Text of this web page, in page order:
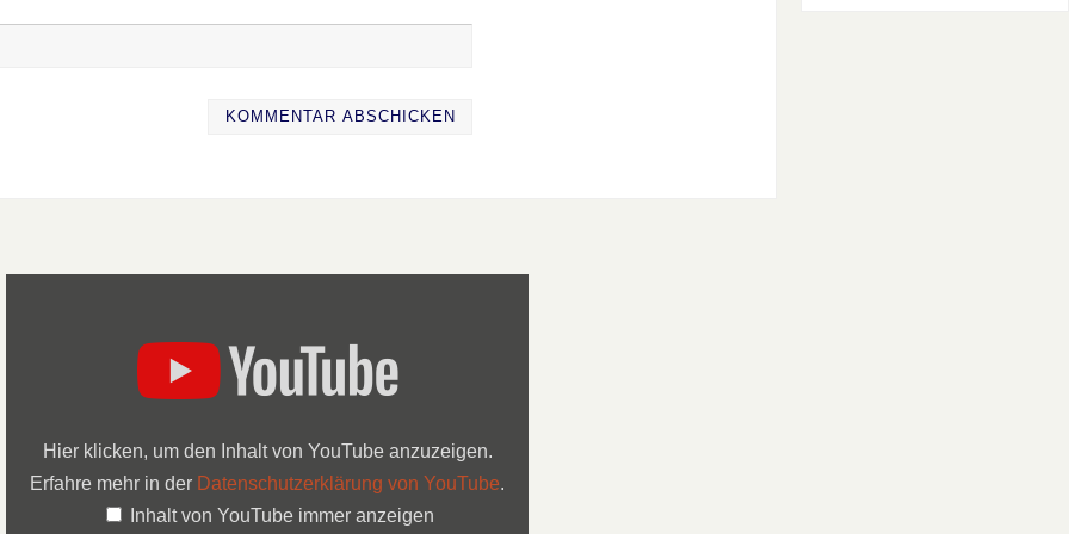
Hier klicken, um den Inhalt von YouTube anzuzeigen.
Erfahre mehr in der Datenschutzerklärung von YouTube.
Inhalt von YouTube immer anzeigen